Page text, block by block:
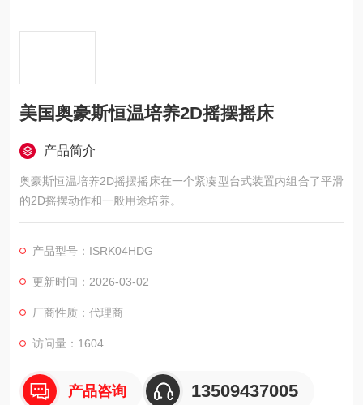
美国奥豪斯恒温培养2D摇摆摇床
产品简介
奥豪斯恒温培养2D摇摆摇床在一个紧凑型台式装置内组合了平滑
的2D摇摆动作和一般用途培养。
产品型号：ISRK04HDG
更新时间：2026-03-02
厂商性质：代理商
访问量：1604
产品咨询 13509437005